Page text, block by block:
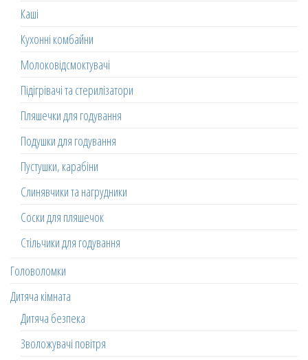
Каші
Кухонні комбайни
Молоковідсмоктувачі
Підігрівачі та стерилізатори
Пляшечки для годування
Подушки для годування
Пустушки, карабіни
Слинявчики та нагрудники
Соски для пляшечок
Стільчики для годування
Головоломки
Дитяча кімната
Дитяча безпека
Зволожувачі повітря